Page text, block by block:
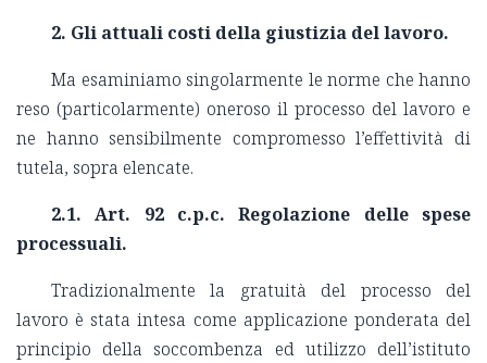
2. Gli attuali costi della giustizia del lavoro.
Ma esaminiamo singolarmente le norme che hanno
reso (particolarmente) oneroso il processo del lavoro e
ne hanno sensibilmente compromesso l’effettività di
tutela, sopra elencate.
2.1. Art. 92 c.p.c. Regolazione delle spese
processuali.
Tradizionalmente la gratuità del processo del
lavoro è stata intesa come applicazione ponderata del
principio della soccombenza ed utilizzo dell’istituto